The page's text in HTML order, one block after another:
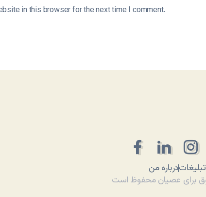
in this browser for the next time I comment.
درباره منتبلیغات